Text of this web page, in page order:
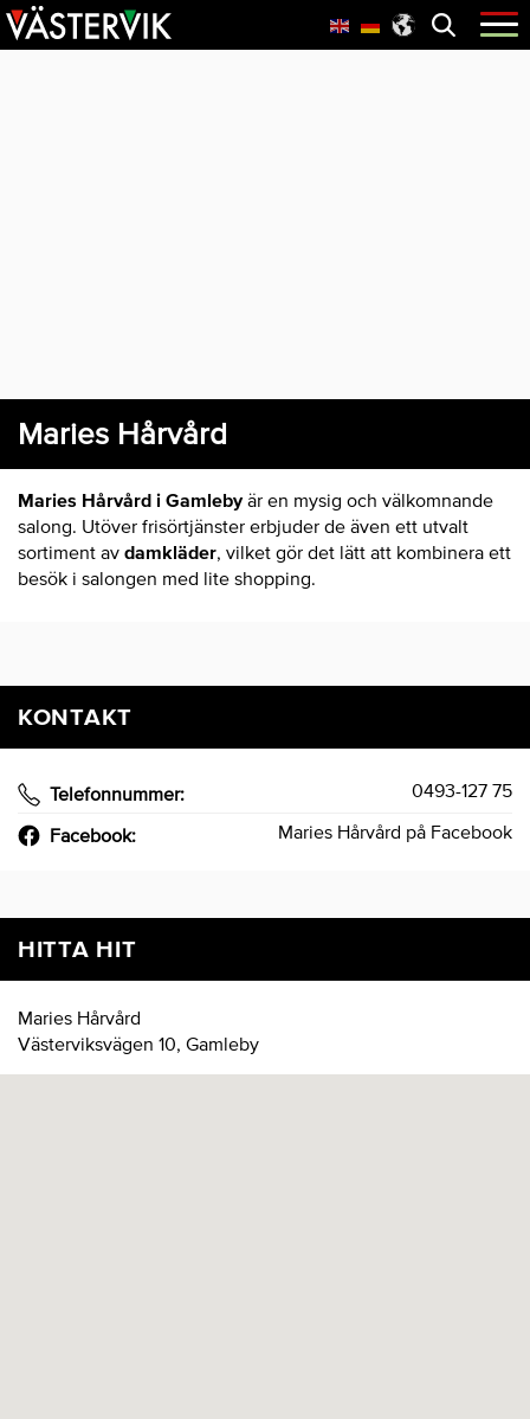
Hoppa
till
Skip
to
Hoppa
till
Öppna
menyn
Maries Hårvård
Maries Hårvård i Gamlebyär en mysig och välkomnande
salong. Utöver frisörtjänster erbjuder de även ett utvalt
sortiment av damkläder, vilket gör det lätt att kombinera ett
besök i salongen med lite shopping.
KONTAKT
Telefonnummer: 0493-127 75
Facebook: Maries Hårvård på Facebook
HITTA HIT
Maries Hårvård
Västerviksvägen 10, Gamleby